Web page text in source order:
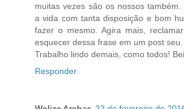
muitas vezes são os nossos
a vida com tanta disposição e bom
fazer o mesmo. Agira mais,
esquecer dessa frase em um post seu.
Trabalho lindo demais, como todos!
Responder